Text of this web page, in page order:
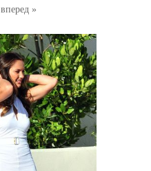
вперед »